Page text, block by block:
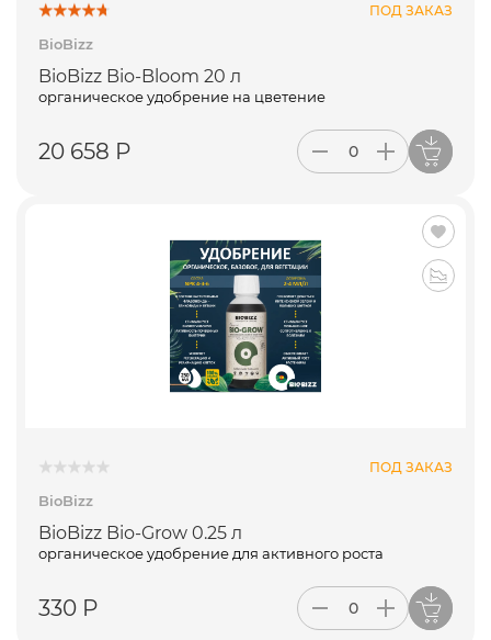
ПОД ЗАКАЗ
BioBizz
BioBizz Bio-Bloom 20 л
органическое удобрение на цветение
20 658 Р
ПОД ЗАКАЗ
BioBizz
BioBizz Bio-Grow 0.25 л
органическое удобрение для активного роста
330 Р